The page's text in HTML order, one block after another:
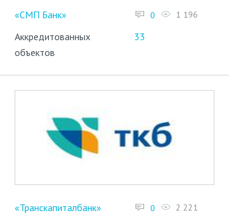
«СМП Банк» 0 1 196
Аккредитованных
объектов
33
«Транскапиталбанк» 0 2 221